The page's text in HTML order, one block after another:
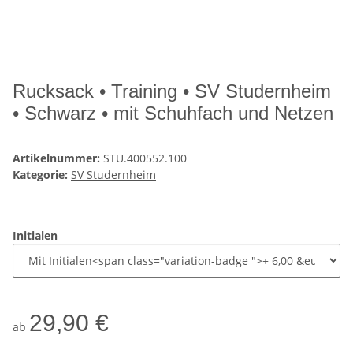
Rucksack • Training • SV Studernheim
• Schwarz • mit Schuhfach und Netzen
Artikelnummer: STU.400552.100
Kategorie: SV Studernheim
Initialen
ab 29,90 €